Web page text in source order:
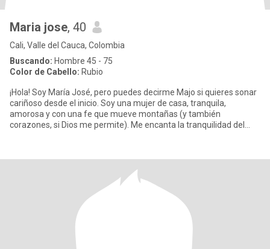
Maria jose, 40
Cali, Valle del Cauca, Colombia
Buscando: Hombre 45 - 75
Color de Cabello: Rubio
¡Hola! Soy María José, pero puedes decirme Majo si quieres sonar
cariñoso desde el inicio. Soy una mujer de casa, tranquila,
amorosa y con una fe que mueve montañas (y también
corazones, si Dios me permite). Me encanta la tranquilidad del